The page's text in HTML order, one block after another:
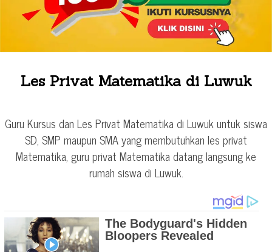
Les Privat Matematika di Luwuk
Guru Kursus dan Les Privat Matematika di Luwuk untuk siswa
SD, SMP maupun SMA yang membutuhkan les privat
Matematika, guru privat Matematika datang langsung ke
rumah siswa di Luwuk.